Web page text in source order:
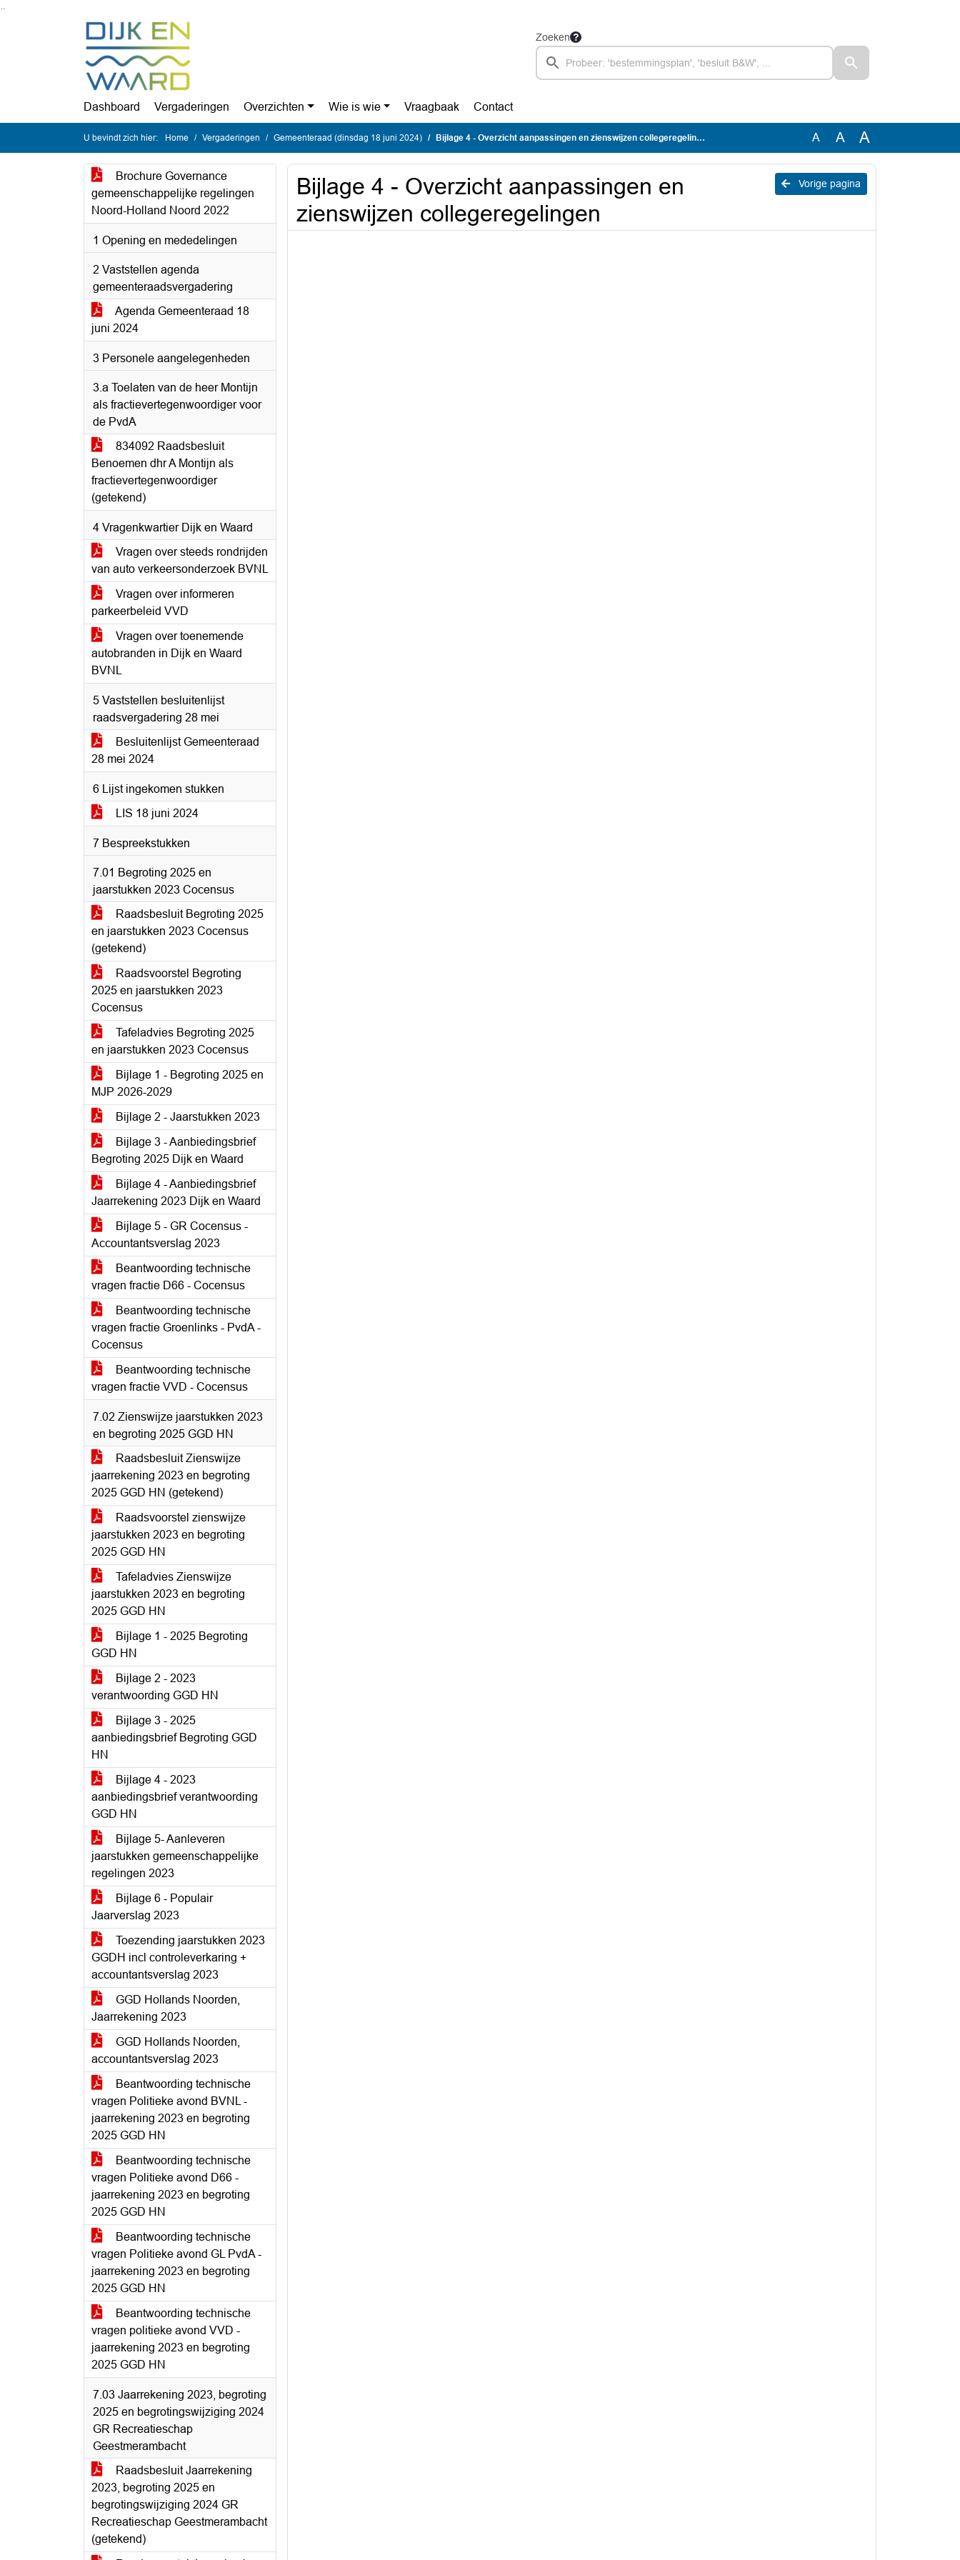
Zoeken
Dashboard Vergaderingen Overzichten Wie is wie Vraagbaak Contact
U bevindt zich hier: Home Vergaderingen Gemeenteraad (dinsdag 18 juni 2024) Bijlage 4 - Overzicht aanpassingen en zienswijzen collegeregelingen A A A
Brochure Governance
gemeenschappelijke regelingen
Noord-Holland Noord 2022
1 Opening en mededelingen
2 Vaststellen agenda
gemeenteraadsvergadering
Agenda Gemeenteraad 18
juni 2024
3 Personele aangelegenheden
3.a Toelaten van de heer Montijn
als fractievertegenwoordiger voor
de PvdA
834092 Raadsbesluit
Benoemen dhr A Montijn als
fractievertegenwoordiger
(getekend)
4 Vragenkwartier Dijk en Waard
Vragen over steeds rondrijden
van auto verkeersonderzoek BVNL
Vragen over informeren
parkeerbeleid VVD
Vragen over toenemende
autobranden in Dijk en Waard
BVNL
5 Vaststellen besluitenlijst
raadsvergadering 28 mei
Besluitenlijst Gemeenteraad
28 mei 2024
6 Lijst ingekomen stukken
LIS 18 juni 2024
7 Bespreekstukken
7.01 Begroting 2025 en
jaarstukken 2023 Cocensus
Raadsbesluit Begroting 2025
en jaarstukken 2023 Cocensus
(getekend)
Raadsvoorstel Begroting
2025 en jaarstukken 2023
Cocensus
Tafeladvies Begroting 2025
en jaarstukken 2023 Cocensus
Bijlage 1 - Begroting 2025 en
MJP 2026-2029
Bijlage 2 - Jaarstukken 2023
Bijlage 3 - Aanbiedingsbrief
Begroting 2025 Dijk en Waard
Bijlage 4 - Aanbiedingsbrief
Jaarrekening 2023 Dijk en Waard
Bijlage 5 - GR Cocensus -
Accountantsverslag 2023
Beantwoording technische
vragen fractie D66 - Cocensus
Beantwoording technische
vragen fractie Groenlinks - PvdA -
Cocensus
Beantwoording technische
vragen fractie VVD - Cocensus
7.02 Zienswijze jaarstukken 2023
en begroting 2025 GGD HN
Raadsbesluit Zienswijze
jaarrekening 2023 en begroting
2025 GGD HN (getekend)
Raadsvoorstel zienswijze
jaarstukken 2023 en begroting
2025 GGD HN
Tafeladvies Zienswijze
jaarstukken 2023 en begroting
2025 GGD HN
Bijlage 1 - 2025 Begroting
GGD HN
Bijlage 2 - 2023
verantwoording GGD HN
Bijlage 3 - 2025
aanbiedingsbrief Begroting GGD
HN
Bijlage 4 - 2023
aanbiedingsbrief verantwoording
GGD HN
Bijlage 5- Aanleveren
jaarstukken gemeenschappelijke
regelingen 2023
Bijlage 6 - Populair
Jaarverslag 2023
Toezending jaarstukken 2023
GGDH incl controleverkaring +
accountantsverslag 2023
GGD Hollands Noorden,
Jaarrekening 2023
GGD Hollands Noorden,
accountantsverslag 2023
Beantwoording technische
vragen Politieke avond BVNL -
jaarrekening 2023 en begroting
2025 GGD HN
Beantwoording technische
vragen Politieke avond D66 -
jaarrekening 2023 en begroting
2025 GGD HN
Beantwoording technische
vragen Politieke avond GL PvdA -
jaarrekening 2023 en begroting
2025 GGD HN
Beantwoording technische
vragen politieke avond VVD -
jaarrekening 2023 en begroting
2025 GGD HN
7.03 Jaarrekening 2023, begroting
2025 en begrotingswijziging 2024
GR Recreatieschap
Geestmerambacht
Raadsbesluit Jaarrekening
2023, begroting 2025 en
begrotingswijziging 2024 GR
Recreatieschap Geestmerambacht
(getekend)
Vorige pagina
Bijlage 4 - Overzicht aanpassingen en
zienswijzen collegeregelingen